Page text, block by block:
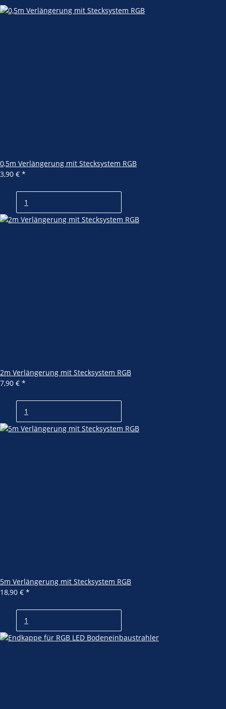
0,5m Verlängerung mit Stecksystem RGB
3,90 € *
2m Verlängerung mit Stecksystem RGB
7,90 € *
5m Verlängerung mit Stecksystem RGB
18,90 € *